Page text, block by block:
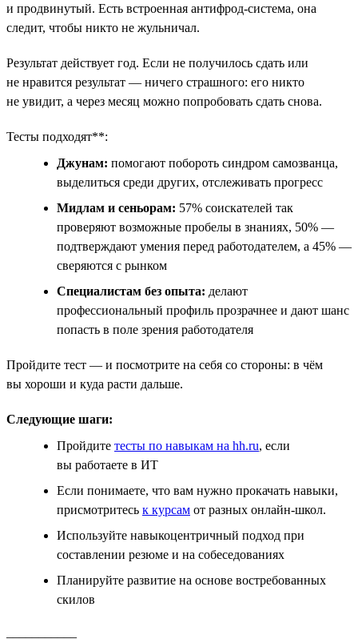
и продвинутый. Есть встроенная антифрод-система, она
следит, чтобы никто не жульничал.
Результат действует год. Если не получилось сдать или
не нравится результат — ничего страшного: его никто
не увидит, а через месяц можно попробовать сдать снова.
Тесты подходят**:
Джунам: помогают побороть синдром самозванца,
выделиться среди других, отслеживать прогресс
Мидлам и сеньорам: 57% соискателей так
проверяют возможные пробелы в знаниях, 50% —
подтверждают умения перед работодателем, а 45% —
сверяются с рынком
Специалистам без опыта: делают
профессиональный профиль прозрачнее и дают шанс
попасть в поле зрения работодателя
Пройдите тест — и посмотрите на себя со стороны: в чём
вы хороши и куда расти дальше.
Следующие шаги:
Пройдите тесты по навыкам на hh.ru, если
вы работаете в ИТ
Если понимаете, что вам нужно прокачать навыки,
присмотритесь к курсам от разных онлайн-школ.
Используйте навыкоцентричный подход при
составлении резюме и на собеседованиях
Планируйте развитие на основе востребованных
скилов